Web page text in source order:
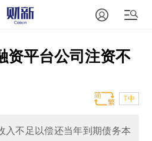
资平台公司注资不
T中
入不足以偿还当年到期债务本